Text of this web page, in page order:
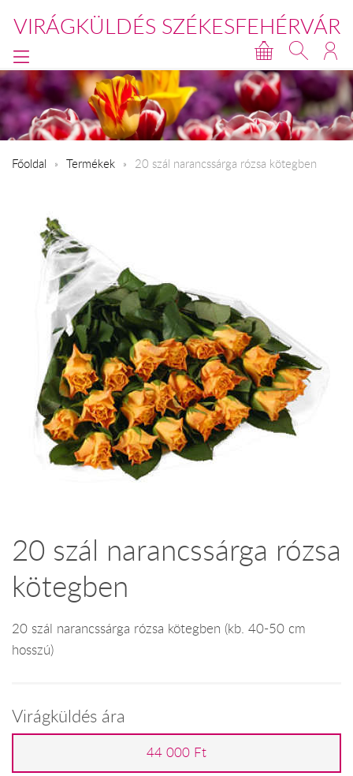
VIRÁGKÜLDÉS SZÉKESFEHÉRVÁR
Főoldal Termékek 20 szál narancssárga rózsa kötegben
20 szál narancssárga rózsa
kötegben
20 szál narancssárga rózsa kötegben (kb. 40-50 cm
hosszú)
Virágküldés ára
44 000 Ft